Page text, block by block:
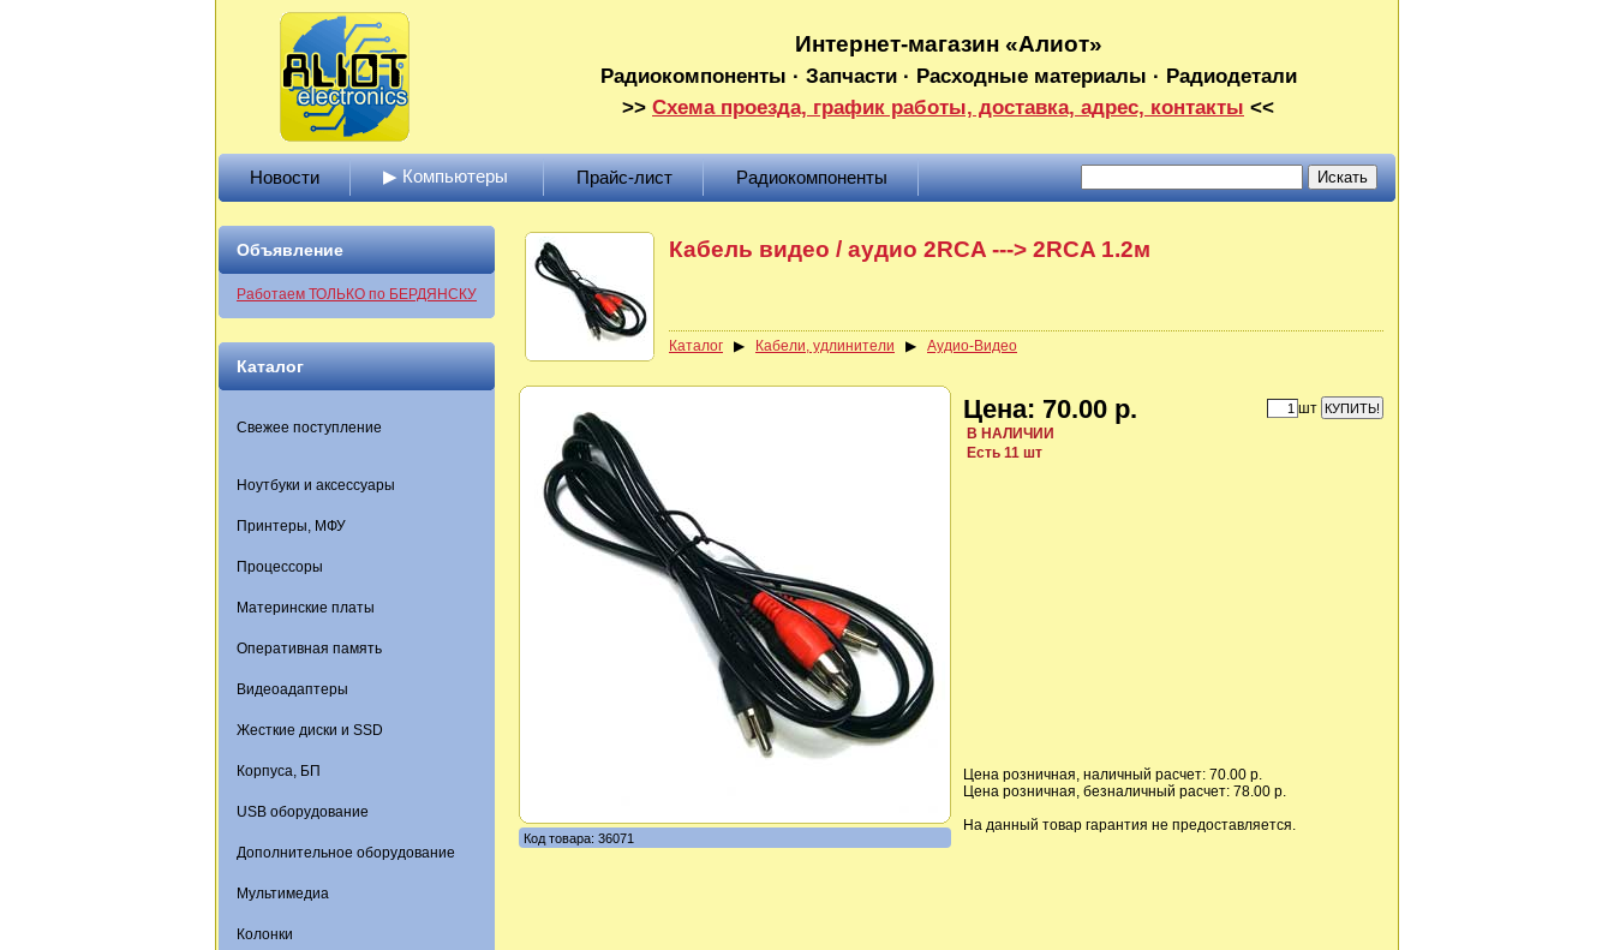
Интернет-магазин «Алиот»
Радиокомпоненты · Запчасти · Расходные материалы · Радиодетали
>> Схема проезда, график работы, доставка, адрес, контакты <<
Новости ▶ Компьютеры Прайс-лист Радиокомпоненты
Объявление
Работаем ТОЛЬКО по БЕРДЯНСКУ
Каталог
Свежее поступление
Ноутбуки и аксессуары
Принтеры, МФУ
Процессоры
Материнские платы
Оперативная память
Видеоадаптеры
Жесткие диски и SSD
Корпуса, БП
USB оборудование
Дополнительное оборудование
Мультимедиа
Колонки
Кабель видео / аудио 2RCA ---> 2RCA 1.2м
Каталог ▶ Кабели, удлинители ▶ Аудио-Видео
Код товара: 36071
Цена: 70.00 р.
В НАЛИЧИИ
Есть 11 шт
шт
Цена розничная, наличный расчет: 70.00 р.
Цена розничная, безналичный расчет: 78.00 р.
На данный товар гарантия не предоставляется.